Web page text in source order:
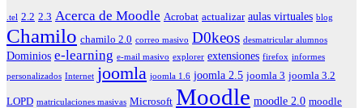
.tel 2.2 2.3 Acerca de Moodle Acrobat actualizar aulas virtuales blog
Chamilo chamilo 2.0 correo masivo D0keos desmatricular alumnos
Dominios e-learning e-mail masivo explorer extensiones firefox informes
personalizados Internet joomla joomla 1.6 joomla 2.5 joomla 3 joomla 3.2
LOPD matriculaciones masivas Microsoft Moodle moodle 2.0 moodle